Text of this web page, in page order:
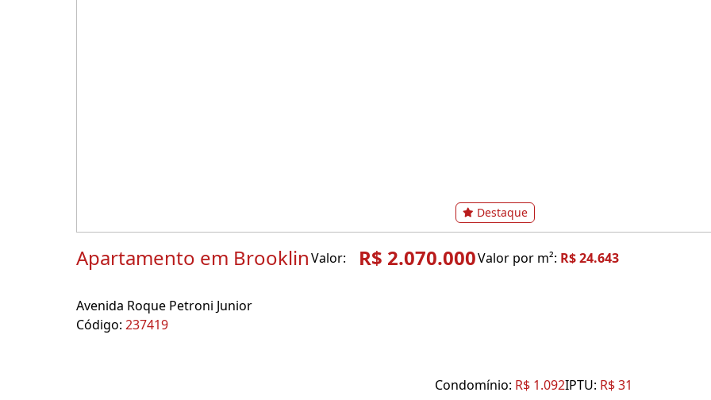
Destaque
Apartamento em BrooklinValor: R$ 2.070.000Valor por m²: R$ 24.643
Avenida Roque Petroni Junior
Código: 237419
Condomínio: R$ 1.092IPTU: R$ 31